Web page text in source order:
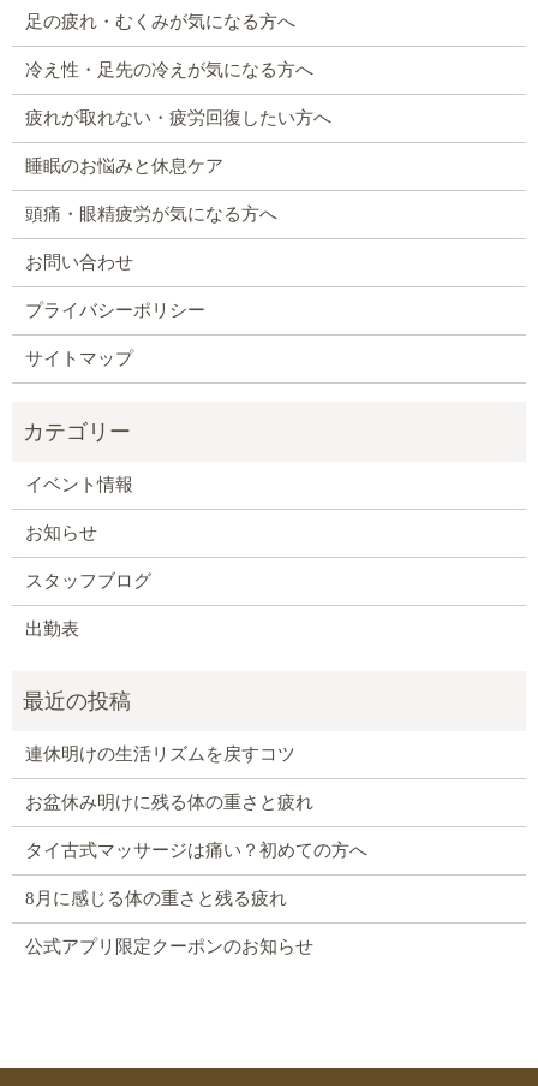
足の疲れ・むくみが気になる方へ
冷え性・足先の冷えが気になる方へ
疲れが取れない・疲労回復したい方へ
睡眠のお悩みと休息ケア
頭痛・眼精疲労が気になる方へ
お問い合わせ
プライバシーポリシー
サイトマップ
イベント情報
お知らせ
スタッフブログ
出勤表
連休明けの生活リズムを戻すコツ
お盆休み明けに残る体の重さと疲れ
タイ古式マッサージは痛い？初めての方へ
8月に感じる体の重さと残る疲れ
公式アプリ限定クーポンのお知らせ